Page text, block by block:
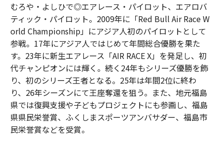
むろや・よしひで◎エアレース・パイロット、エアロバ
ティック・パイロット。2009年に「Red Bull Air Race W
orld Championship」にアジア人初のパイロットとして
参戦。17年にアジア人ではじめて年間総合優勝を果た
す。23年に新生エアレース「AIR RACE X」を発足し、初
代チャンピオンには輝く。続く24年もシリーズ優勝を飾
り、初のシリーズ王者となる。25年は年間2位に終わ
り、26年シーズンにて王座奪還を狙う。また、地元福島
県では復興支援や子どもプロジェクトにも参画し、福島
県県民栄誉賞、ふくしまスポーツアンバサダー、福島市
民栄誉賞などを受賞。